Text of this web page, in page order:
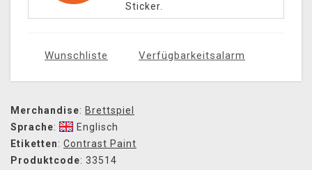
Sticker.
Wunschliste Verfügbarkeitsalarm
Merchandise: Brettspiel
Sprache:
Englisch
Etiketten: Contrast Paint
Produktcode: 33514